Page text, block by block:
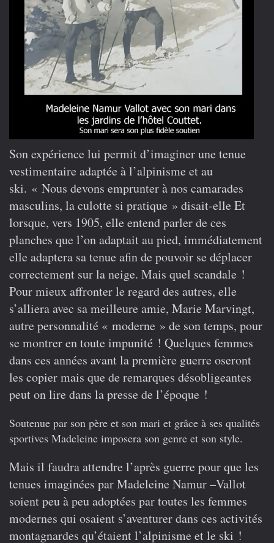
Son expérience lui permit d’imaginer une tenue
vestimentaire adaptée à l’alpinisme et au
ski. « Nous devons emprunter à nos camarades
masculins, la culotte si pratique » disait-elle Et
lorsque, vers 1905, elle entend parler de ces
planches que l’on adaptait au pied, immédiatement
elle adaptera sa tenue afin de pouvoir se déplacer
correctement sur la neige. Mais quel scandale !
Pour mieux affronter le regard des autres, elle
s’alliera avec sa meilleure amie, Marie Marvingt,
autre personnalité « moderne » de son temps, pour
se montrer en toute impunité ! Quelques femmes
dans ces années avant la première guerre oseront
les copier mais que de remarques désobligeantes
peut on lire dans la presse de l’époque !
Soutenue par son père et son mari et grâce à ses qualités
sportives Madeleine imposera son genre et son style.
Mais il faudra attendre l’après guerre pour que les
tenues imaginées par Madeleine Namur –Vallot
soient peu à peu adoptées par toutes les femmes
modernes qui osaient s’aventurer dans ces activités
montagnardes qu’étaient l’alpinisme et le ski !